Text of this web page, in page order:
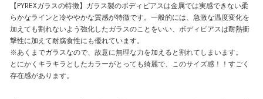
【PYREXガラスの特徴】ガラス製のボディピアスは金属では実感できない柔
らかなラインと冷ややかな質感が特徴です。一般的には、急激な温度変化を
加えても割れないよう強化したガラスのことをいい、ボディピアスは耐熱衝
撃性に加えて耐腐食性にも優れています。
※あくまでガラスなので、故意に無理な力を加えると割れてしまいます。
とにかくキラキラとしたカラーがとっても綺麗で、このサイズ感！！すごく
存在感があります。